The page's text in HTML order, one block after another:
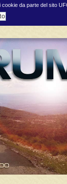
da parte del sito